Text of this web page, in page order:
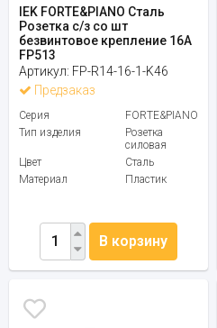
IEK FORTE&PIANO Сталь
Розетка с/з со шт
безвинтовое крепление 16А
FP513
Артикул: FP-R14-16-1-K46
Предзаказ
Серия
FORTE&PIANO
Тип изделия
Розетка
силовая
Цвет
Сталь
Материал
Пластик
В корзину